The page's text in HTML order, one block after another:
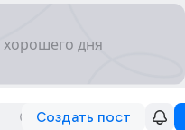
Создать пост